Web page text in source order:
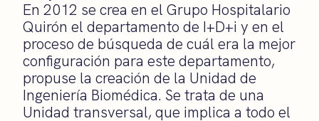
En 2012 se crea en el Grupo Hospitalario
Quirón el departamento de I+D+i y en el
proceso de búsqueda de cuál era la mejor
configuración para este departamento,
propuse la creación de la Unidad de
Ingeniería Biomédica. Se trata de una
Unidad transversal, que implica a todo el